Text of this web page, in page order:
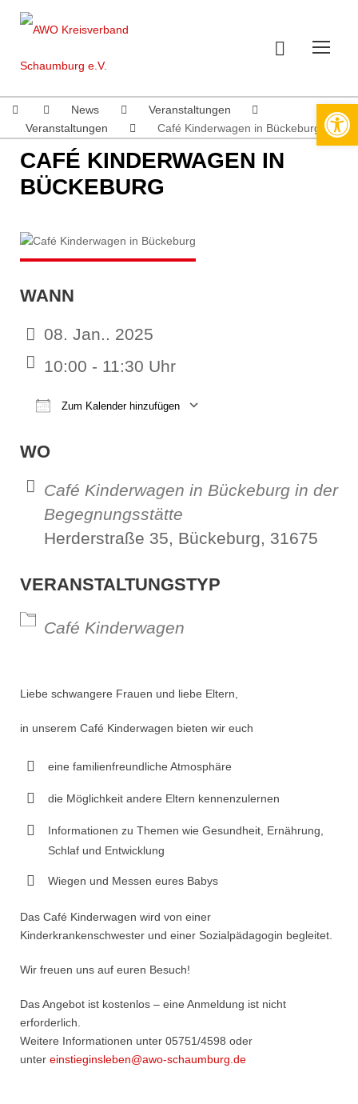
News
Veranstaltungen
Veranstaltungen
Café Kinderwagen in Bückeburg
CAFÉ KINDERWAGEN IN
BÜCKEBURG
WANN
08. Jan.. 2025
10:00 - 11:30 Uhr
Zum Kalender hinzufügen
WO
Café Kinderwagen in Bückeburg in der
Begegnungsstätte
Herderstraße 35, Bückeburg, 31675
VERANSTALTUNGSTYP
Café Kinderwagen
Liebe schwangere Frauen und liebe Eltern,
in unserem Café Kinderwagen bieten wir euch
eine familienfreundliche Atmosphäre
die Möglichkeit andere Eltern kennenzulernen
Informationen zu Themen wie Gesundheit, Ernährung,
Schlaf und Entwicklung
Wiegen und Messen eures Babys
Das Café Kinderwagen wird von einer
Kinderkrankenschwester und einer Sozialpädagogin begleitet.
Wir freuen uns auf euren Besuch!
Das Angebot ist kostenlos – eine Anmeldung ist nicht
erforderlich.
Weitere Informationen unter 05751/4598 oder
unter einstieginsleben@awo-schaumburg.de
Werkzeugleiste öffnen